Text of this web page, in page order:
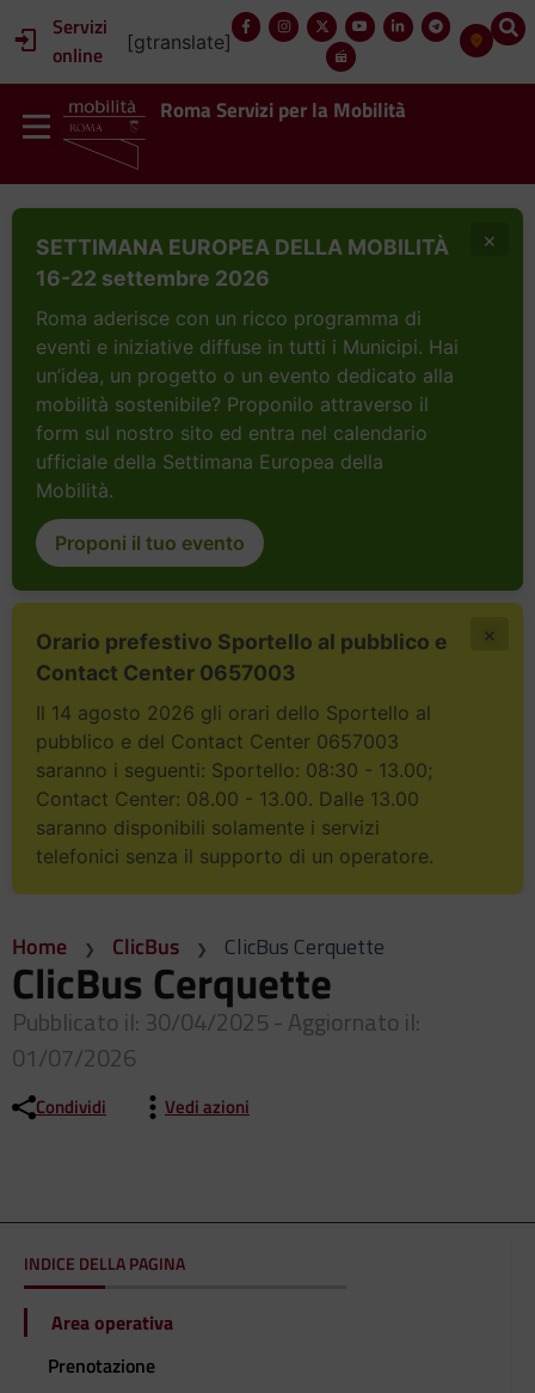
Servizi
online
[gtranslate]
Roma Servizi per la Mobilità
SETTIMANA EUROPEA DELLA MOBILITÀ
16-22 settembre 2026
Roma aderisce con un ricco programma di
eventi e iniziative diffuse in tutti i Municipi. Hai
un’idea, un progetto o un evento dedicato alla
mobilità sostenibile? Proponilo attraverso il
form sul nostro sito ed entra nel calendario
ufficiale della Settimana Europea della
Mobilità.
Proponi il tuo evento
×
Orario prefestivo Sportello al pubblico e
Contact Center 0657003
Il 14 agosto 2026 gli orari dello Sportello al
pubblico e del Contact Center 0657003
saranno i seguenti: Sportello: 08:30 - 13.00;
Contact Center: 08.00 - 13.00. Dalle 13.00
saranno disponibili solamente i servizi
telefonici senza il supporto di un operatore.
×
Home ClicBus ClicBus Cerquette
ClicBus Cerquette
Pubblicato il: 30/04/2025 - Aggiornato il:
01/07/2026
Condividi Vedi azioni
INDICE DELLA PAGINA
Area operativa
Prenotazione